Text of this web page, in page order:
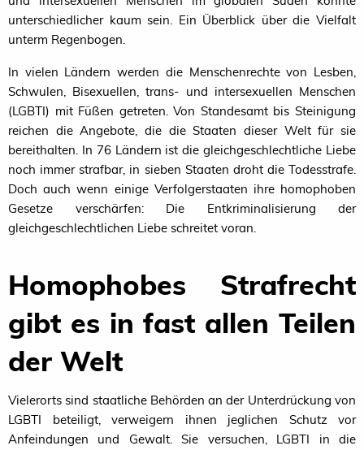
unterschiedlicher kaum sein. Ein Überblick über die Vielfalt
unterm Regenbogen.
In vielen Ländern werden die Menschenrechte von Lesben,
Schwulen, Bisexuellen, trans- und intersexuellen Menschen
(LGBTI) mit Füßen getreten. Von Standesamt bis Steinigung
reichen die Angebote, die die Staaten dieser Welt für sie
bereithalten. In 76 Ländern ist die gleichgeschlechtliche Liebe
noch immer strafbar, in sieben Staaten droht die Todesstrafe.
Doch auch wenn einige Verfolgerstaaten ihre homophoben
Gesetze verschärfen: Die Entkriminalisierung der
gleichgeschlechtlichen Liebe schreitet voran.
Homophobes Strafrecht
gibt es in fast allen Teilen
der Welt
Vielerorts sind staatliche Behörden an der Unterdrückung von
LGBTI beteiligt, verweigern ihnen jeglichen Schutz vor
Anfeindungen und Gewalt. Sie versuchen, LGBTI in die